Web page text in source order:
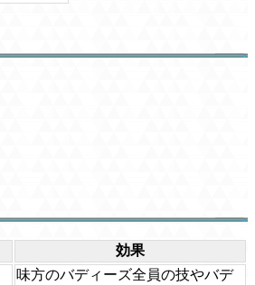
効果
味方のバディーズ全員の技やバデ